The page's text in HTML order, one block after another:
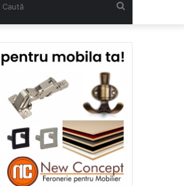
MULTE